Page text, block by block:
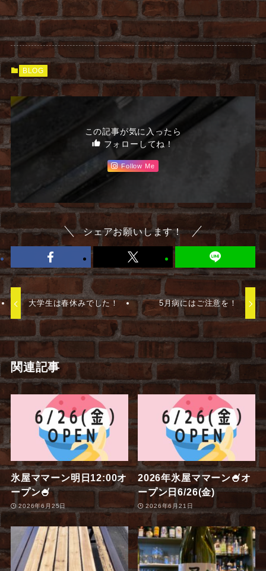
BLOG
この記事が気に入ったら
フォローしてね！
Follow Me
シェアお願いします！
大学生は春休みでした！ 5月病にはご注意を！
関連記事
氷屋ママーン明日12:00オ
ープン🍧
2026年6月25日
2026年氷屋ママーン🍧オ
ープン日6/26(金)
2026年6月21日